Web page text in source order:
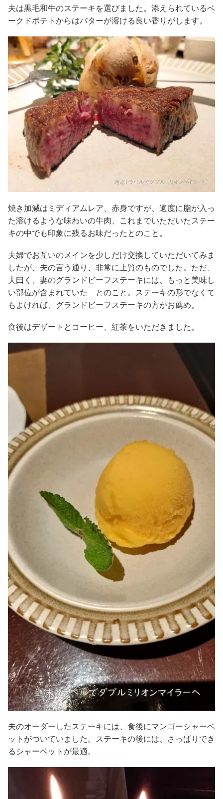
夫は黒毛和牛のステーキを選びました。添えられているベ
ークドポテトからはバターが溶ける良い香りがします。
焼き加減はミディアムレア、赤身ですが、適度に脂が入っ
た溶けるような味わいの牛肉、これまでいただいたステー
キの中でも印象に残るお味だったとのこと。
夫婦でお互いのメインを少しだけ交換していただいてみま
したが、夫の言う通り、非常に上質のものでした。ただ、
夫曰く、妻のグランドビーフステーキには、もっと美味し
い部位が含まれていた とのこと。ステーキの形でなくて
もよければ、グランドビーフステーキの方がお薦め。
食後はデザートとコーヒー、紅茶をいただきました。
夫のオーダーしたステーキには、食後にマンゴーシャーベ
ットがついていました。ステーキの後には、さっぱりでき
るシャーベットが最適。